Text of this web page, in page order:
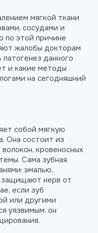
мягкой ткани
сосудами и
по этой причине
жалобы докторам
данного
и какие методы
на сегодняшний
собой мягкую
Она состоит из
кровеносных
Сама зубная
эмалью,
нерв от
если зуб
или другими
уязвимым: он